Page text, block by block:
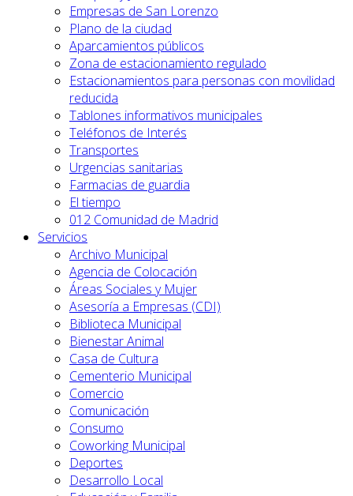
Empresas de San Lorenzo
Plano de la ciudad
Aparcamientos públicos
Zona de estacionamiento regulado
Estacionamientos para personas con movilidad
reducida
Tablones informativos municipales
Teléfonos de Interés
Transportes
Urgencias sanitarias
Farmacias de guardia
El tiempo
012 Comunidad de Madrid
Servicios
Archivo Municipal
Agencia de Colocación
Áreas Sociales y Mujer
Asesoría a Empresas (CDI)
Biblioteca Municipal
Bienestar Animal
Casa de Cultura
Cementerio Municipal
Comercio
Comunicación
Consumo
Coworking Municipal
Deportes
Desarrollo Local